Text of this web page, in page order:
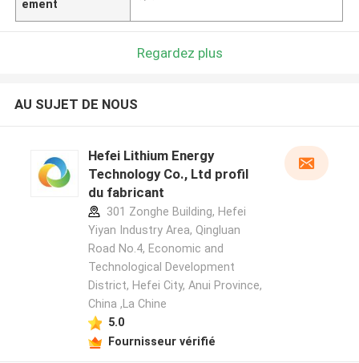
ement
Regardez plus
AU SUJET DE NOUS
Hefei Lithium Energy
Technology Co., Ltd profil
du fabricant
301 Zonghe Building, Hefei
Yiyan Industry Area, Qingluan
Road No.4, Economic and
Technological Development
District, Hefei City, Anui Province,
China ,La Chine
5.0
Fournisseur vérifié